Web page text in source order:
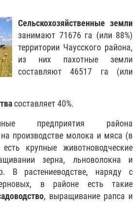
Сельскохозяйственные земли
занимают 71676 га (или 88%)
территории Чаусского района,
из них пахотные земли
составляют 46517 га (или
составляет 40%.
предприятия района
производстве молока и мяса (в
крупные животноводческие
зерна, льноволокна и
В растениеводстве, наряду с
в районе есть такие
, выращивание рапса и